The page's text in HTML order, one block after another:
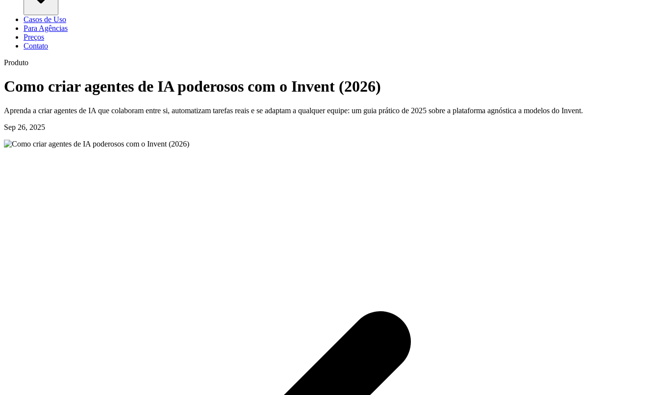
Casos de Uso
Para Agências
Preços
Contato
Produto
Como criar agentes de IA poderosos com o Invent (2026)
Aprenda a criar agentes de IA que colaboram entre si, automatizam tarefas reais e se adaptam a qualquer equipe: um guia prático de 2025 sobre a plataforma agnóstica a modelos do Invent.
Sep 26, 2025